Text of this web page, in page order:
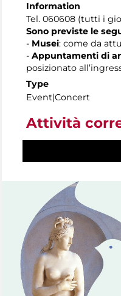
Information
Tel. 060608 (tutti i
Sono previste le
- Musei: come da
- Appuntamenti di
posizionato
Type
Event|Concert
Attività